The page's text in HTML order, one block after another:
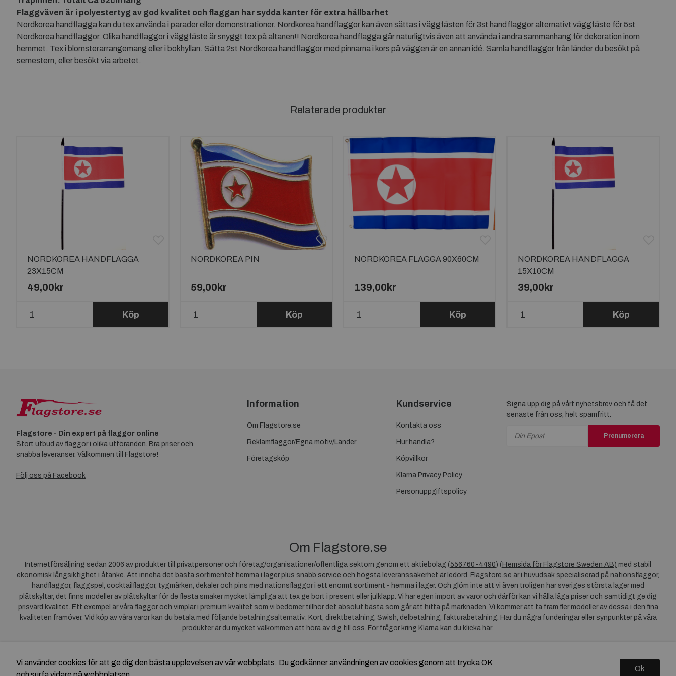
Flaggväven är i polyestertyg av god kvalitet och flaggan har sydda kanter för extra hållbarhet
Nordkorea handflagga kan du tex använda i parader eller demonstrationer. Nordkorea handflaggor kan även sättas i väggfästen för 3st handflaggor alternativt väggfäste för 5st
Nordkorea handflaggor. Olika handflaggor i väggfäste är snyggt tex på altanen!! Nordkorea handflagga går naturligtvis även att använda i andra sammanhang för dekoration inom
hemmet. Tex i blomsterarrangemang eller i bokhyllan. Sätta 2st Nordkorea handflaggor med pinnarna i kors på väggen är en annan idé. Samla handflaggor från länder du besökt på
semestern, eller besökt via arbetet.
Relaterade produkter
NORDKOREA HANDFLAGGA
23X15CM
49,00kr
Köp
NORDKOREA PIN
59,00kr
Köp
NORDKOREA FLAGGA 90X60CM
139,00kr
Köp
NORDKOREA HANDFLAGGA
15X10CM
39,00kr
Köp
Flagstore - Din expert på flaggor online
Stort utbud av flaggor i olika utföranden. Bra priser och
snabba leveranser. Välkommen till Flagstore!
Följ oss på Facebook
Information
Om Flagstore.se
Reklamflaggor/Egna motiv/Länder
Företagsköp
Kundservice
Kontakta oss
Hur handla?
Köpvillkor
Klarna Privacy Policy
Personuppgiftspolicy
Signa upp dig på vårt nyhetsbrev och få det
senaste från oss, helt spamfritt.
Prenumerera
Om Flagstore.se
Internetförsäljning sedan 2006 av produkter till privatpersoner och företag/organisationer/offentliga sektorn genom ett aktiebolag (556760-4490) ( Hemsida för Flagstore Sweden AB) med stabil
ekonomisk långsiktighet i åtanke. Att inneha det bästa sortimentet hemma i lager plus snabb service och högsta leveranssäkerhet är ledord. Flagstore.se är i huvudsak specialiserad på nationsflaggor,
handflaggor, flaggspel, cocktailflaggor, tygmärken, dekaler och pins med nationsflaggor i ett enormt sortiment - hemma i lager. Och glöm inte att vi även troligen har sveriges största lager med
plåtskyltar, det finns modeller av plåtskyltar för de flesta smaker mycket lämpliga att tex ge bort i present eller julklapp. Vi har egen import av varor och därför kan vi hålla låga priser och samtidigt ge dig
prisvärd kvalitet. Ett exempel är våra flaggor och vimplar i premium kvalitet som vi bedömer tillhör det absolut bästa som går att hitta på marknaden. Vi kommer att ta fram fler modeller av dessa i den fina
kvaliteten framöver. Vid köp av våra varor kan du betala med följande betalningsalternativ: Kort, direktbetalning, Swish, delbetalning, fakturabetalning. Har du några funderingar eller synpunkter på våra
produkter är du mycket välkommen att höra av dig till oss. För frågor kring Klarna kan du klicka här.
Vi använder cookies för att ge dig den bästa upplevelsen av vår webbplats. Du godkänner användningen av cookies genom att trycka OK
Ok